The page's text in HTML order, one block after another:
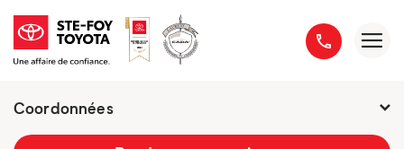
Coordonnées